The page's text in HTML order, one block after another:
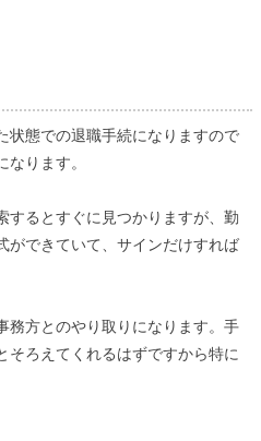
状態での退職手続になりますので
なります。
するとすぐに見つかりますが、勤
ができていて、サインだけすれば
務方とのやり取りになります。手
そろえてくれるはずですから特に